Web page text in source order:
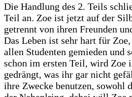
Die Handlung des 2. Teils
Teil an. Zoe ist jetzt auf der
getrennt von ihren Freunden
Das Leben ist sehr hart für
allen Studenten gemieden und
schon im ersten Teil, wird Zoe
gedrängt, was ihr gar nicht
ihre Zwecke benutzen, sowohl